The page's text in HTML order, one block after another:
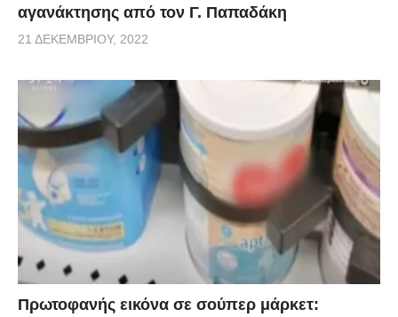
αγανάκτησης από τον Γ. Παπαδάκη
21 ΔΕΚΕΜΒΡΊΟΥ, 2022
Πρωτοφανής εικόνα σε σούπερ μάρκετ: